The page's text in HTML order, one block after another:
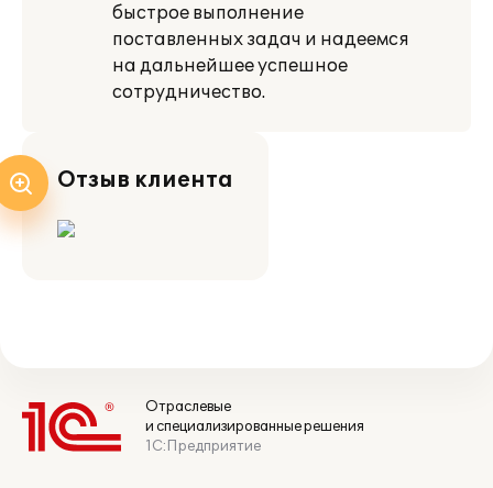
быстрое выполнение
поставленных задач и надеемся
на дальнейшее успешное
сотрудничество.
Отзыв клиента
Отраслевые
и специализированные решения
1С:Предприятие